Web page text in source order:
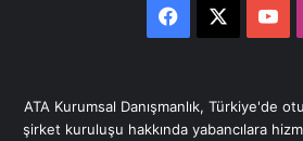
Facebook
ATA Kurumsal Danışmanlık, Türkiye'de
şirket kuruluşu hakkında yabancılara